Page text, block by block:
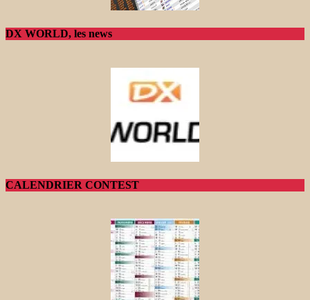
DX WORLD, les news
CALENDRIER CONTEST